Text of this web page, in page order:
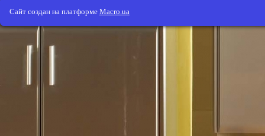
Сайт создан на платформе Macro.ua